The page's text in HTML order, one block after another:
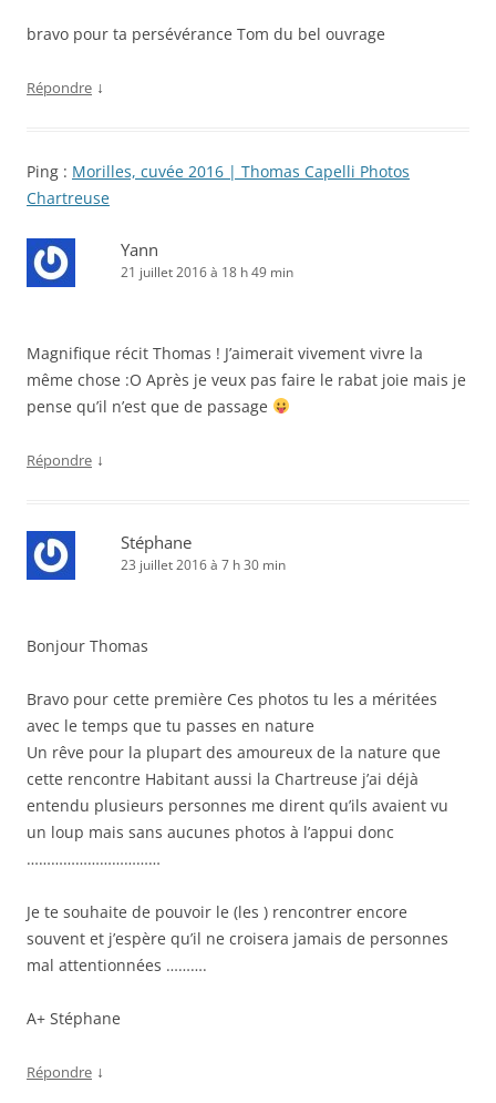
bravo pour ta persévérance Tom du bel ouvrage
Répondre ↓
Ping : Morilles, cuvée 2016 | Thomas Capelli Photos
Chartreuse
Yann
21 juillet 2016 à 18 h 49 min
Magnifique récit Thomas ! J’aimerait vivement vivre la
même chose :O Après je veux pas faire le rabat joie mais je
pense qu’il n’est que de passage
Répondre ↓
Stéphane
23 juillet 2016 à 7 h 30 min
Bonjour Thomas
Bravo pour cette première Ces photos tu les a méritées
avec le temps que tu passes en nature
Un rêve pour la plupart des amoureux de la nature que
cette rencontre Habitant aussi la Chartreuse j’ai déjà
entendu plusieurs personnes me dirent qu’ils avaient vu
un loup mais sans aucunes photos à l’appui donc
……………………………
Je te souhaite de pouvoir le (les ) rencontrer encore
souvent et j’espère qu’il ne croisera jamais de personnes
mal attentionnées ……….
A+ Stéphane
Répondre ↓